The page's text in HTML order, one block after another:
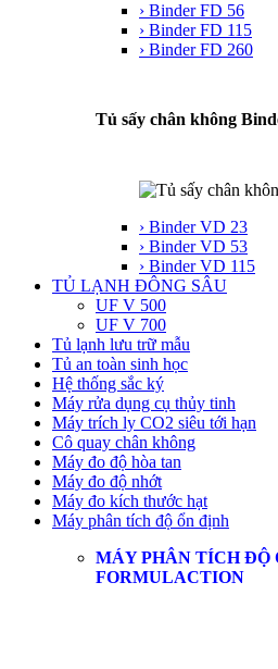
› Binder FD 56
› Binder FD 115
› Binder FD 260
Tủ sấy chân không
› Binder VD 23
› Binder VD 53
› Binder VD 115
TỦ LẠNH ĐÔNG SÂU
UF V 500
UF V 700
Tủ lạnh lưu trữ mẫu
Tủ an toàn sinh học
Hệ thống sắc ký
Máy rửa dụng cụ thủy tinh
Máy trích ly CO2 siêu tới hạn
Cô quay chân không
Máy đo độ hòa tan
Máy đo độ nhớt
Máy đo kích thước hạt
Máy phân tích độ ổn định
MÁY PHÂN TÍCH ĐỘ
FORMULACTION